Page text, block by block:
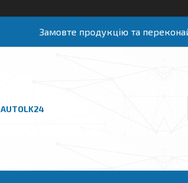
Замовте продукцію та
AUTOLK24